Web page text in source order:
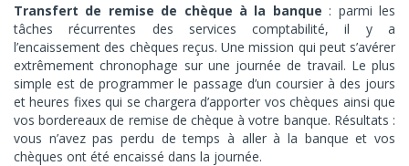
Transfert de remise de chèque à la banque : parmi les
tâches récurrentes des services comptabilité, il y a
l’encaissement des chèques reçus. Une mission qui peut s’avérer
extrêmement chronophage sur une journée de travail. Le plus
simple est de programmer le passage d’un coursier à des jours
et heures fixes qui se chargera d’apporter vos chèques ainsi que
vos bordereaux de remise de chèque à votre banque. Résultats :
vous n’avez pas perdu de temps à aller à la banque et vos
chèques ont été encaissé dans la journée.